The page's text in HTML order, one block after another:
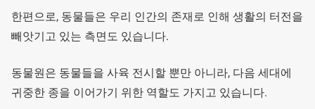
한편으로, 동물들은 우리 인간의 존재로 인해 생활의 터전을
빼앗기고 있는 측면도 있습니다.
동물원은 동물들을 사육 전시할 뿐만 아니라, 다음 세대에
귀중한 종을 이어가기 위한 역할도 가지고 있습니다.